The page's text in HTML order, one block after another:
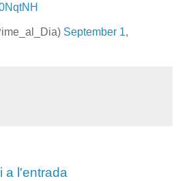
September 1,
a l'entrada